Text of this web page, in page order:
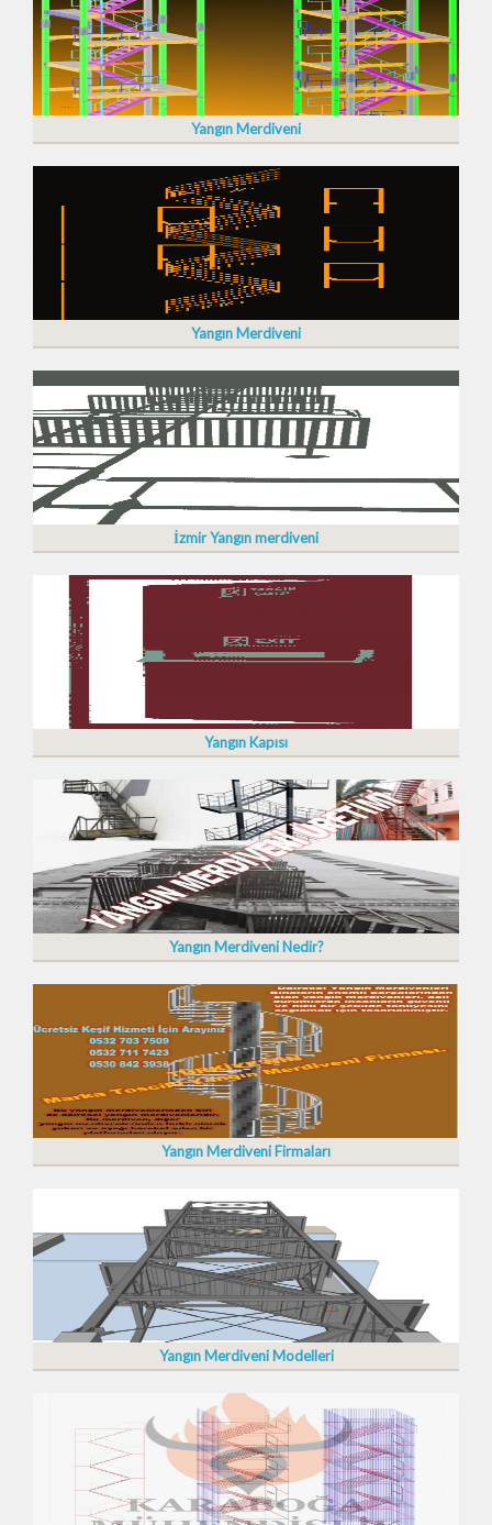
Yangın Merdiveni
Yangın Merdiveni
İzmir Yangın merdiveni
Yangın Kapısı
Yangın Merdiveni Nedir?
Yangın Merdiveni Firmaları
Yangın Merdiveni Modelleri